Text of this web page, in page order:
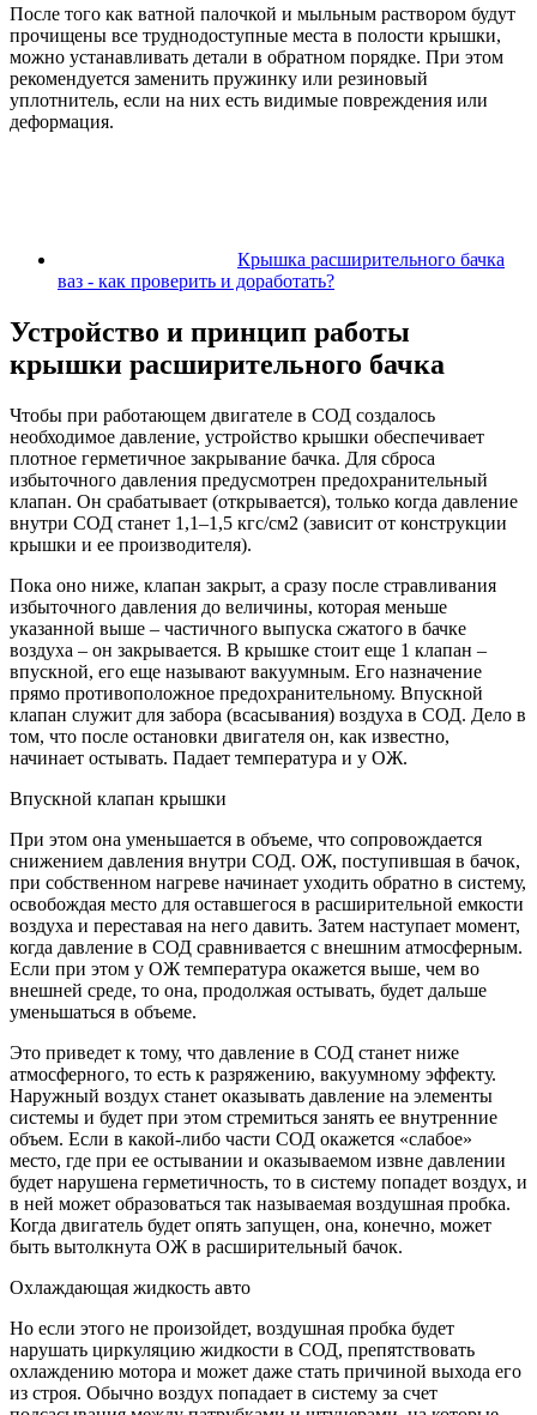
После того как ватной палочкой и мыльным раствором будут
прочищены все труднодоступные места в полости крышки,
можно устанавливать детали в обратном порядке. При этом
рекомендуется заменить пружинку или резиновый
уплотнитель, если на них есть видимые повреждения или
деформация.
Крышка расширительного бачка
ваз - как проверить и доработать?
Устройство и принцип работы
крышки расширительного бачка
Чтобы при работающем двигателе в СОД создалось
необходимое давление, устройство крышки обеспечивает
плотное герметичное закрывание бачка. Для сброса
избыточного давления предусмотрен предохранительный
клапан. Он срабатывает (открывается), только когда давление
внутри СОД станет 1,1–1,5 кгс/см2 (зависит от конструкции
крышки и ее производителя).
Пока оно ниже, клапан закрыт, а сразу после стравливания
избыточного давления до величины, которая меньше
указанной выше – частичного выпуска сжатого в бачке
воздуха – он закрывается. В крышке стоит еще 1 клапан –
впускной, его еще называют вакуумным. Его назначение
прямо противоположное предохранительному. Впускной
клапан служит для забора (всасывания) воздуха в СОД. Дело в
том, что после остановки двигателя он, как известно,
начинает остывать. Падает температура и у ОЖ.
Впускной клапан крышки
При этом она уменьшается в объеме, что сопровождается
снижением давления внутри СОД. ОЖ, поступившая в бачок,
при собственном нагреве начинает уходить обратно в систему,
освобождая место для оставшегося в расширительной емкости
воздуха и переставая на него давить. Затем наступает момент,
когда давление в СОД сравнивается с внешним атмосферным.
Если при этом у ОЖ температура окажется выше, чем во
внешней среде, то она, продолжая остывать, будет дальше
уменьшаться в объеме.
Это приведет к тому, что давление в СОД станет ниже
атмосферного, то есть к разряжению, вакуумному эффекту.
Наружный воздух станет оказывать давление на элементы
системы и будет при этом стремиться занять ее внутренние
объем. Если в какой-либо части СОД окажется «слабое»
место, где при ее остывании и оказываемом извне давлении
будет нарушена герметичность, то в систему попадет воздух, и
в ней может образоваться так называемая воздушная пробка.
Когда двигатель будет опять запущен, она, конечно, может
быть вытолкнута ОЖ в расширительный бачок.
Охлаждающая жидкость авто
Но если этого не произойдет, воздушная пробка будет
нарушать циркуляцию жидкости в СОД, препятствовать
охлаждению мотора и может даже стать причиной выхода его
из строя. Обычно воздух попадает в систему за счет